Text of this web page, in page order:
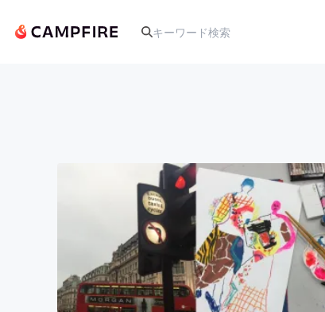
アート・写真
テクノロジー・ガジェット
映像・映画